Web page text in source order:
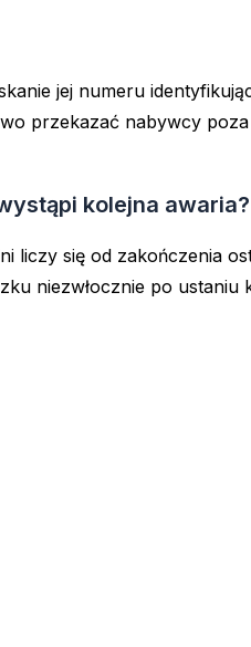
jej numeru
przekazać nabywcy
kolejna awaria?
liczy się od zakończenia
niezwłocznie po ustaniu